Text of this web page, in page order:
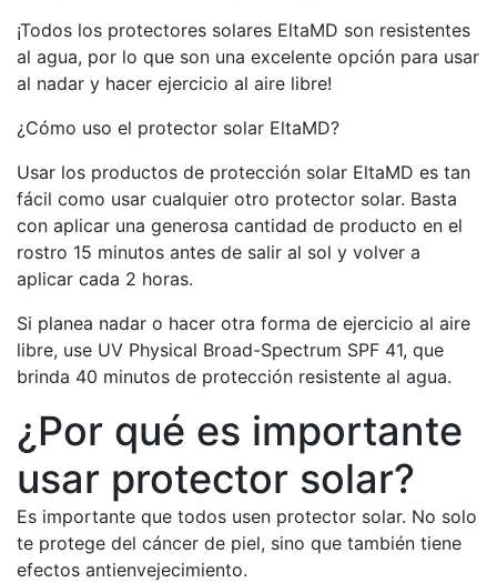
¡Todos los protectores solares EltaMD son resistentes
al agua, por lo que son una excelente opción para usar
al nadar y hacer ejercicio al aire libre!
¿Cómo uso el protector solar EltaMD?
Usar los productos de protección solar EltaMD es tan
fácil como usar cualquier otro protector solar. Basta
con aplicar una generosa cantidad de producto en el
rostro 15 minutos antes de salir al sol y volver a
aplicar cada 2 horas.
Si planea nadar o hacer otra forma de ejercicio al aire
libre, use UV Physical Broad-Spectrum SPF 41, que
brinda 40 minutos de protección resistente al agua.
¿Por qué es importante
usar protector solar?
Es importante que todos usen protector solar. No solo
te protege del cáncer de piel, sino que también tiene
efectos antienvejecimiento.